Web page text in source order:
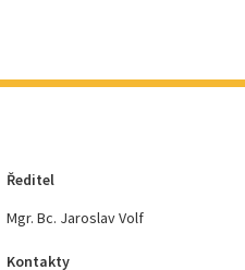
Ředitel
Mgr. Bc. Jaroslav Volf
Kontakty